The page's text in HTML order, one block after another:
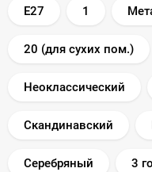
E27 1
20 (для сухих пом.)
Неоклассический
Скандинавский
Серебряный 3